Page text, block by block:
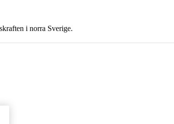
i norra Sverige.